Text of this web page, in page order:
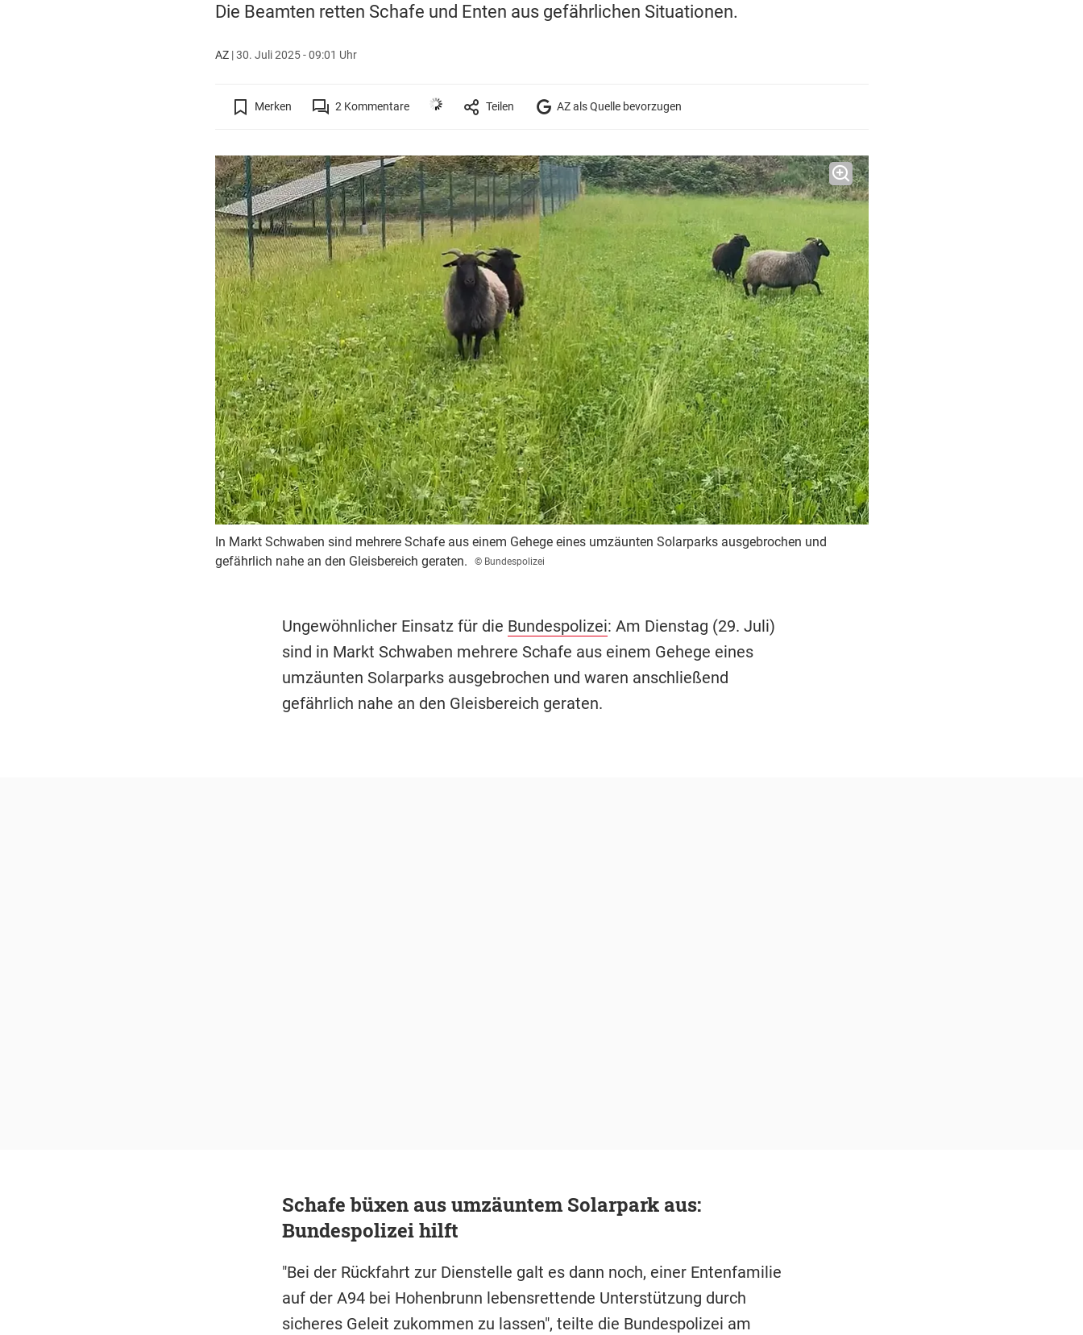
Die Beamten retten Schafe und Enten aus gefährlichen Situationen.
AZ|30. Juli 2025 - 09:01 Uhr
Merken 2 Kommentare Teilen AZ als Quelle bevorzugen
In Markt Schwaben sind mehrere Schafe aus einem Gehege eines umzäunten Solarparks ausgebrochen und
gefährlich nahe an den Gleisbereich geraten.
© Bundespolizei
Ungewöhnlicher Einsatz für die Bundespolizei: Am Dienstag (29. Juli)
sind in Markt Schwaben mehrere Schafe aus einem Gehege eines
umzäunten Solarparks ausgebrochen und waren anschließend
gefährlich nahe an den Gleisbereich geraten.
Schafe büxen aus umzäuntem Solarpark aus:
Bundespolizei hilft
"Bei der Rückfahrt zur Dienstelle galt es dann noch, einer Entenfamilie
auf der A94 bei Hohenbrunn lebensrettende Unterstützung durch
sicheres Geleit zukommen zu lassen", teilte die Bundespolizei am